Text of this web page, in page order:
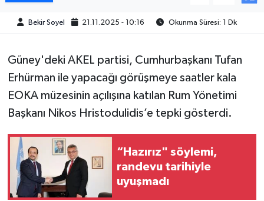
Bekir Soyel 21.11.2025 - 10:16 Okunma Süresi: 1 Dk
Güney'deki AKEL partisi, Cumhurbaşkanı Tufan
Erhürman ile yapacağı görüşmeye saatler kala
EOKA müzesinin açılışına katılan Rum Yönetimi
Başkanı Nikos Hristodulidis’e tepki gösterdi.
“Hazırız" söylemi,
randevu tarihiyle
uyuşmadı